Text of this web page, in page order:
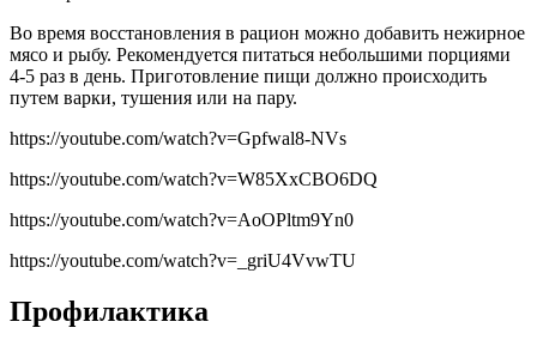
Во время восстановления в рацион можно добавить нежирное
мясо и рыбу. Рекомендуется питаться небольшими порциями
4-5 раз в день. Приготовление пищи должно происходить
путем варки, тушения или на пару.
https://youtube.com/watch?v=Gpfwal8-NVs
https://youtube.com/watch?v=W85XxCBO6DQ
https://youtube.com/watch?v=AoOPltm9Yn0
https://youtube.com/watch?v=_griU4VvwTU
Профилактика